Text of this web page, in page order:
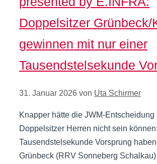
Doppelsitzer Grünbeck/
gewinnen mit nur einer
Tausendstelsekunde
31. Januar 2026 von Uta Schirmer
Knapper hätte die JWM-Entscheidung
Doppelsitzer Herren nicht sein
Tausendstelsekunde Vorsprung
Grünbeck (RRV Sonneberg Schalkau)